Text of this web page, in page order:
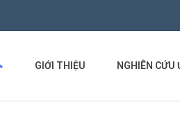
GIỚI THIỆU NGHIÊN CỨU